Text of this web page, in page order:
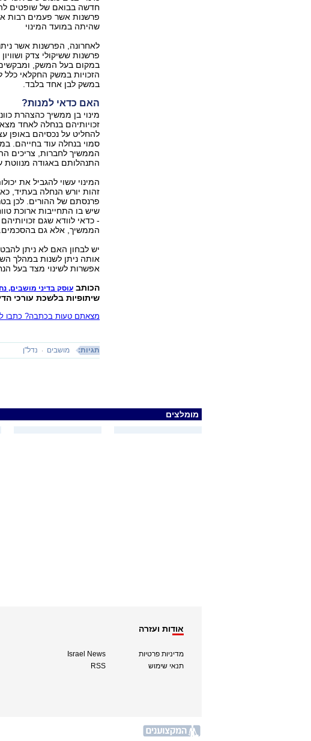
חדשה בבואם של שופטים
פרשנות אשר פעמים רבות
שהיתה במועד המינוי
לאחרונה, הפרשנות אשר
פרשנות ששיקולי צדק
במקום בעל המשק, ומבקשים
הזכויות במשק החקלאי כלל
במשק לבן אחד בלבד.
האם כדאי למנות?
מינוי בן ממשיך כהצהרת
זכויותיהם בנחלה לאחד
להחליט על נכסיהם באופן
סמוי בנחלה עוד בחייהם.
הממשיך לחברות, צריכים
התנהלותם באגודה מנווטת
המינוי עשוי להגביל את
זהות יורש הנחלה בעתיד,
פרנסתם של ההורים. לכן
שיש בו התחייבות ארוכת
- כדאי לוודא שגם
הממשיך, אלא גם בהסכמים.
יש לבחון האם לא ניתן
אותה ניתן לשנות במהלך
אפשרות לשינוי מצד בעל
הכותב עוסק בדיני מושבים,
שיתופיות בלשכת עורכי
מצאתם טעות בכתבה? כתבו
תגיות: מושבים נדל"ן
מומלצים
אודות ועזרה
מדיניות פרטיות
תנאי שימוש
Israel News
RSS